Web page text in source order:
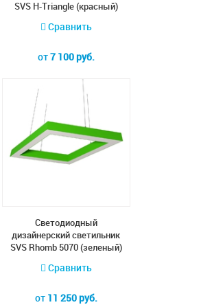
SVS H-Triangle (красный)
Сравнить
от7 100 руб.
Cветодиодный
дизайнерский светильник
SVS Rhomb 5070 (зеленый)
Сравнить
от 11 250 руб.